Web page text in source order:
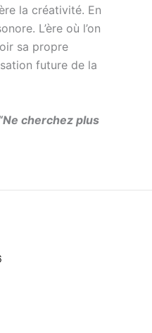
la créativité. En
L’ère où l’on
sa propre
future de la
cherchez plus